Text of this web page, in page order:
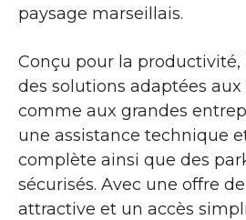
paysage marseillais.
Conçu pour la
des solutions adaptées aux
comme aux grandes
une assistance technique
complète ainsi que des
sécurisés. Avec une offre
attractive et un accès